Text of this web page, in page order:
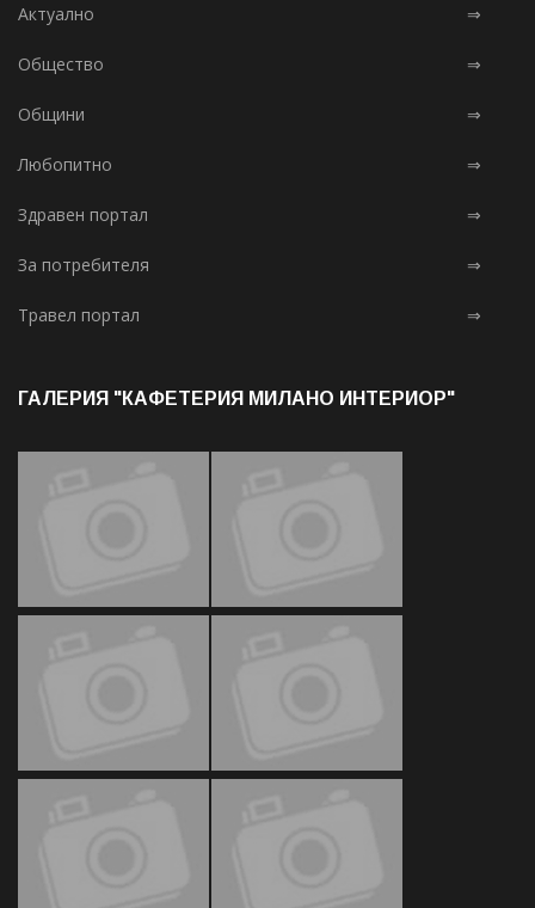
Актуално ⇒
Общество ⇒
Общини ⇒
Любопитно ⇒
Здравен портал ⇒
За потребителя ⇒
Травел портал ⇒
ГАЛЕРИЯ "КАФЕТЕРИЯ МИЛАНО ИНТЕРИОР"